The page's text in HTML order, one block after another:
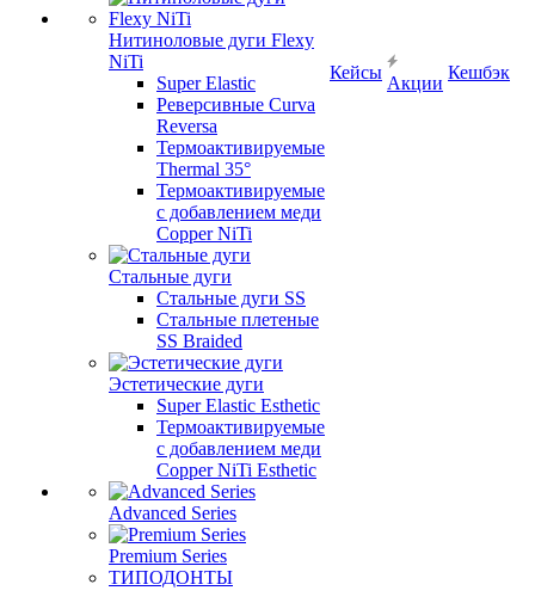
Нитиноловые дуги Flexy
NiTi
Super Elastic
Реверсивные Curva
Reversa
Термоактивируемые
Thermal 35°
Термоактивируемые
с добавлением меди
Copper NiTi
Стальные дуги
Стальные дуги SS
Стальные плетеные
SS Braided
Эстетические дуги
Super Elastic Esthetic
Термоактивируемые
с добавлением меди
Copper NiTi Esthetic
Advanced Series
Premium Series
ТИПОДОНТЫ
Кейсы
Акции
Кешбэк